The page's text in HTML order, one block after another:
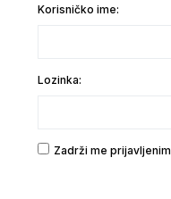
Korisničko ime:
Lozinka:
Zadrži me prijavljenim